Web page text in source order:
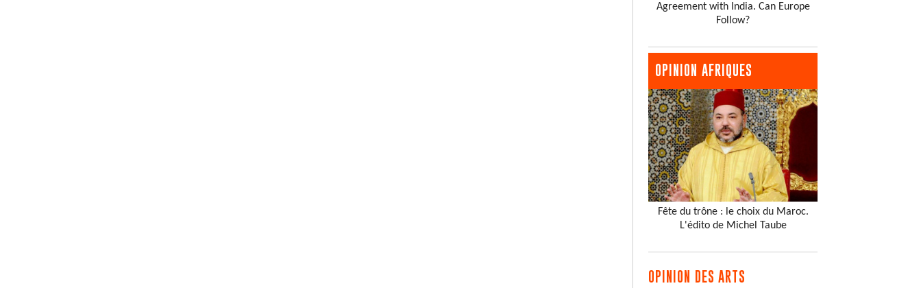
Agreement with India. Can Europe
Follow?
OPINION AFRIQUES
Fête du trône : le choix du Maroc.
L'édito de Michel Taube
OPINION DES ARTS